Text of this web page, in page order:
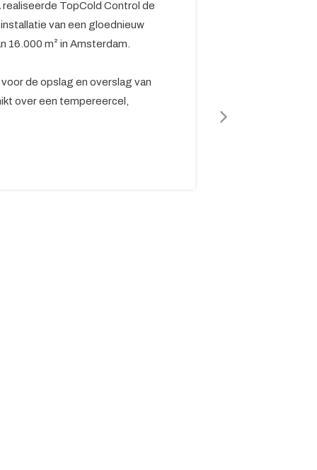
TopCold Control de
van een gloednieuw
16.000 m² in Amsterdam.
de opslag en overslag van
over een tempereercel,